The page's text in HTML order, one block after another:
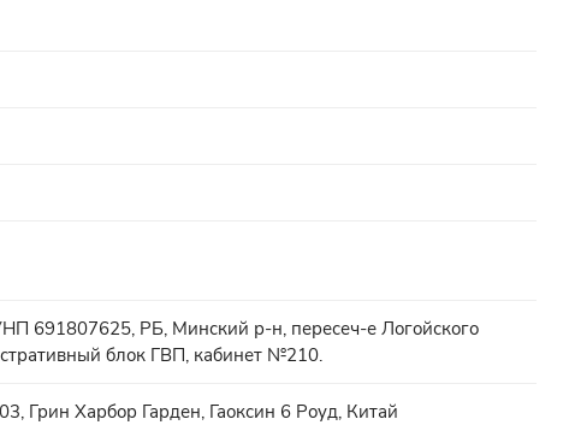
691807625, РБ, Минский р-н, пересеч-е Логойского
блок ГВП, кабинет №210.
Грин Харбор Гарден, Гаоксин 6 Роуд, Китай